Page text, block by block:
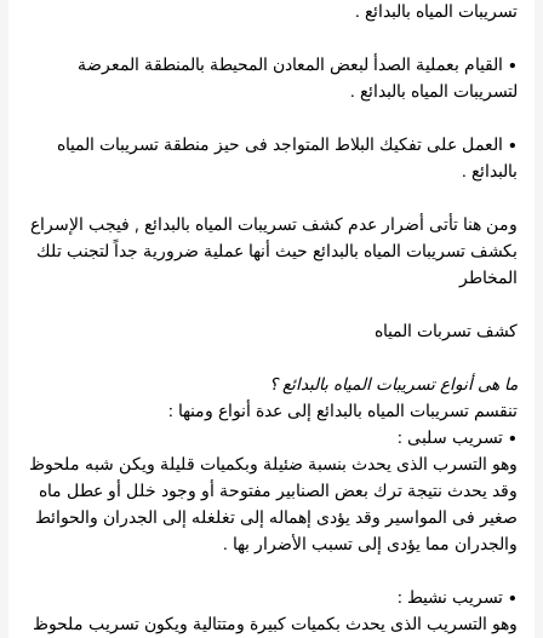
تسريبات المياه بالبدائع .
• القيام بعملية الصدأ لبعض المعادن المحيطة بالمنطقة المعرضة
لتسريبات المياه بالبدائع .
• العمل على تفكيك البلاط المتواجد فى حيز منطقة تسريبات المياه
بالبدائع .
ومن هنا تأتى أضرار عدم كشف تسريبات المياه بالبدائع , فيجب الإسراع
بكشف تسريبات المياه بالبدائع حيث أنها عملية ضرورية جداً لتجنب تلك
المخاطر
كشف تسربات المياه
ما هى أنواع تسريبات المياه بالبدائع؟
تنقسمتسريبات المياه بالبدائع إلى عدة أنواع ومنها :
• تسريب سلبى :
وهو التسرب الذى يحدث بنسبة ضئيلة وبكميات قليلة ويكن شبه ملحوظ
وقد يحدث نتيجة ترك بعض الصنابير مفتوحة أو وجود خلل أو عطل ماه
صغير فى المواسير وقد يؤدى إهماله إلى تغلغله إلى الجدران والحوائط
والجدران مما يؤدى إلى تسبب الأضرار بها .
• تسريب نشيط :
وهو التسريب الذى يحدث بكميات كبيرة ومتتالية ويكون تسريب ملحوظ